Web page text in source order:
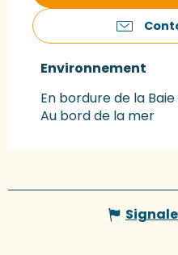
Environnement
Environnement
En bordure de la
Au bord de la mer